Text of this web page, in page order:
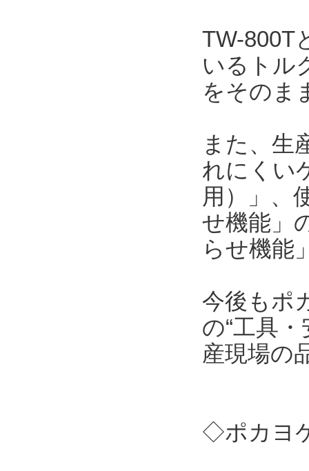
TW-800T
いるトル
をそのま
また、生
れにくい
用）」、
せ機能」
らせ機能
今後もポ
の“工具
産現場の
◇ポカヨ